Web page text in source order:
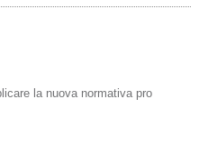
la nuova normativa pro